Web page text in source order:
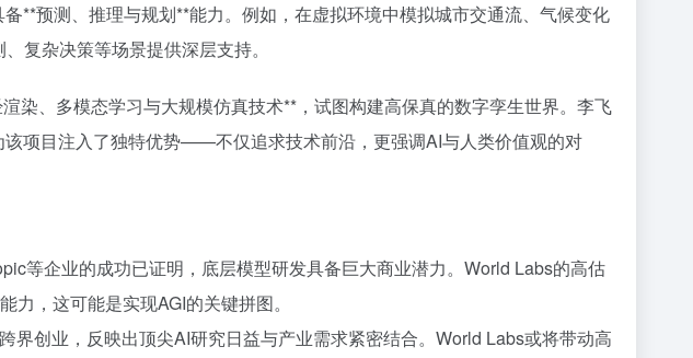
**预测、推理与规划**能力。例如，在虚拟环境中模拟城市交通流、气候变化
复杂决策等场景提供深层支持。
染、多模态学习与大规模仿真技术**，试图构建高保真的数字孪生世界。李飞
项目注入了独特优势——不仅追求技术前沿，更强调AI与人类价值观的对
等企业的成功已证明，底层模型研发具备巨大商业潜力。World Labs的高估
力，这可能是实现AGI的关键拼图。
界创业，反映出顶尖AI研究日益与产业需求紧密结合。World Labs或将带动高